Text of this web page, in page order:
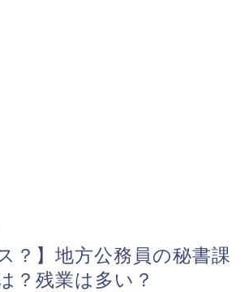
？】地方公務員の秘書課
？残業は多い？